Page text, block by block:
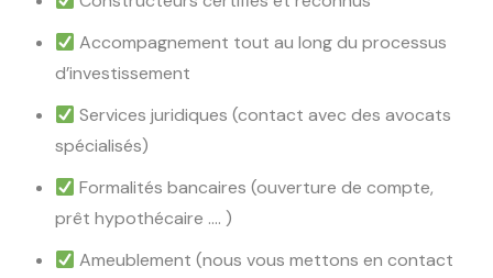
Accompagnement tout au long du processus
d’investissement
Services juridiques (contact avec des avocats
spécialisés)
Formalités bancaires (ouverture de compte,
prêt hypothécaire …. )
Ameublement (nous vous mettons en contact